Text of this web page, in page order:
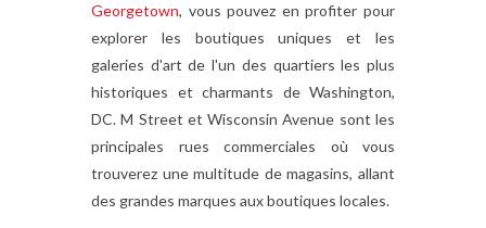
Georgetown, vous pouvez en profiter pour
explorer les boutiques uniques et les
galeries d'art de l'un des quartiers les plus
historiques et charmants de Washington,
DC. M Street et Wisconsin Avenue sont les
principales rues commerciales où vous
trouverez une multitude de magasins, allant
des grandes marques aux boutiques locales.